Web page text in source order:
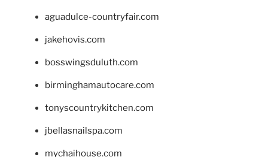
aguadulce-countryfair.com
jakehovis.com
bosswingsduluth.com
birminghamautocare.com
tonyscountrykitchen.com
jbellasnailspa.com
mychaihouse.com